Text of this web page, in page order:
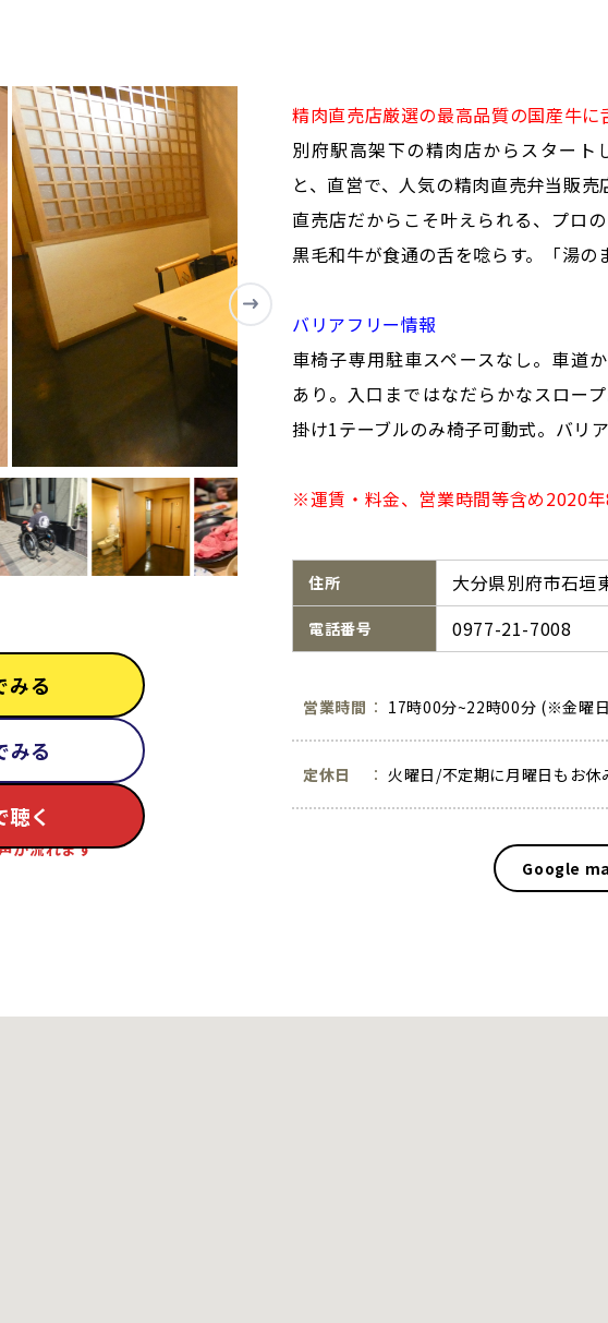
みる
みる
聴く
が流れます
精肉直売店厳選の最高品質の国産牛に
別府駅高架下の精肉店からスター
と、直営で、人気の精肉直売弁当販
直売店だからこそ叶えられる、プロ
黒毛和牛が食通の舌を唸らす。「湯の
バリアフリー情報
車椅子専用駐車スペースなし。車道
あり。入口まではなだらかなスロー
掛け1テーブルのみ椅子可動式。バリ
※運賃・料金、営業時間等含め2020
住所 大分県別府市石垣
電話番号 0977-21-7008
営業時間 17時00分~22時00分 (※金曜
定休日 火曜日/不定期に月曜日もお休
Google